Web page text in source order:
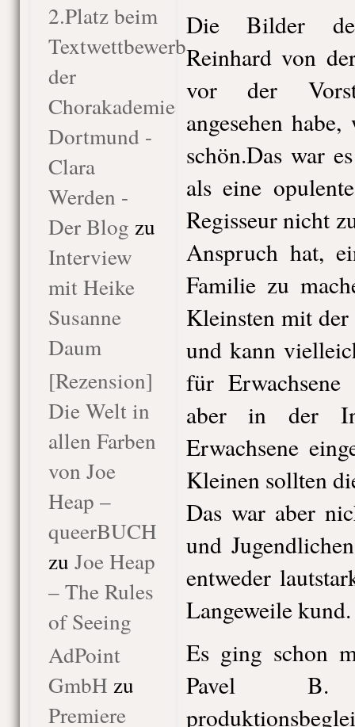
2.Platz beim
Textwettbewerb
der
Chorakademie
Dortmund -
Clara
Werden -
Der Blog zu
Interview
mit Heike
Susanne
Daum
[Rezension]
Die Welt in
allen Farben
von Joe
Heap –
queerBUCH
zu Joe Heap
– The Rules
of Seeing
AdPoint
GmbH zu
Premiere
Die Bilder
Reinhard von
vor der
angesehen
schön.Das war
als eine
Regisseur nicht
Anspruch hat,
Familie zu
Kleinsten mit
und kann
für
aber in der
Erwachsene
Kleinen sollten
Das war aber
und
entweder
Langeweile kund.
Es ging schon
Pavel B.